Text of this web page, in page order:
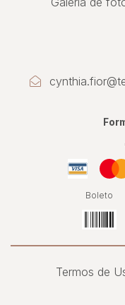
Boleto
Termos de